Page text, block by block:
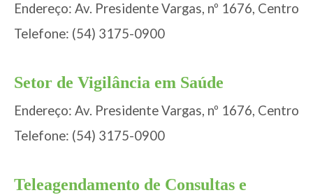
Endereço: Av. Presidente Vargas, nº 1676, Centro
Telefone: (54) 3175-0900
Setor de Vigilância em Saúde
Endereço: Av. Presidente Vargas, nº 1676, Centro
Telefone: (54) 3175-0900
Teleagendamento de Consultas e